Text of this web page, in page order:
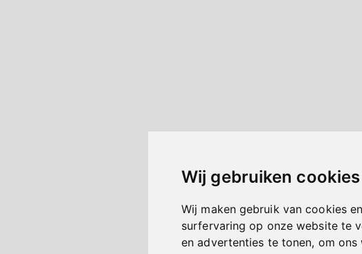
Wij gebruiken cookies
Wij maken gebruik van cookies
surfervaring op onze website te
en advertenties te tonen, om